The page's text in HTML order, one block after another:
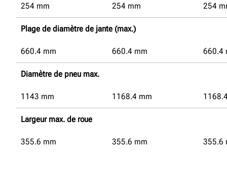
254 mm 254 mm 254
Plage de diamètre de jante (max.)
660.4 mm 660.4 mm 660.4
Diamètre de pneu max.
1143 mm 1168.4 mm
Largeur max. de roue
355.6 mm 355.6 mm 355.6